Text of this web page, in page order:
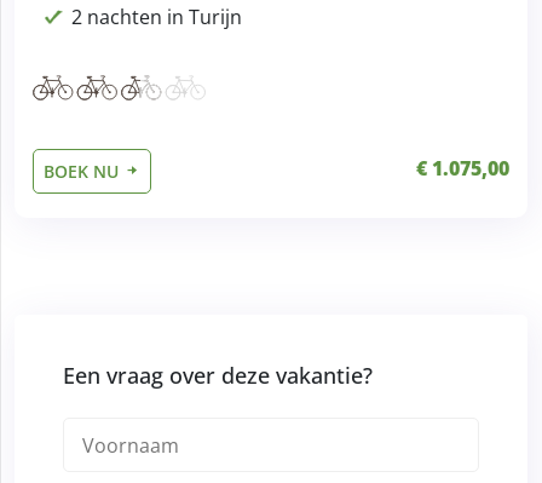
2 nachten in Turijn
BOEK NU € 1.075,00
Een vraag over deze vakantie?